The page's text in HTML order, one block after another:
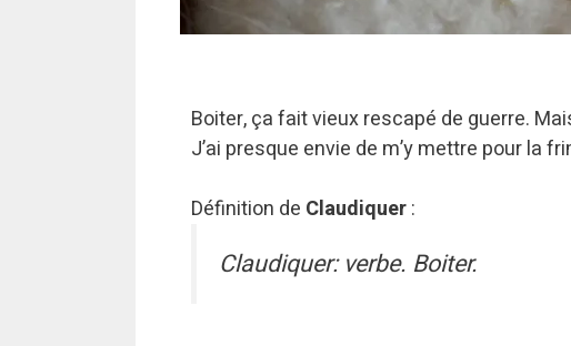
Boiter, ça fait vieux rescapé de guerre.
J’ai presque envie de m’y mettre pour la
Définition de Claudiquer:
Claudiquer: verbe. Boiter.